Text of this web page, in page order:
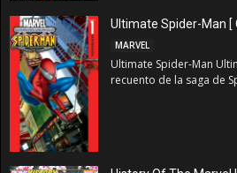
Ultimate Spider-Man [
MARVEL
Ultimate Spider-Man
recuento de la saga de